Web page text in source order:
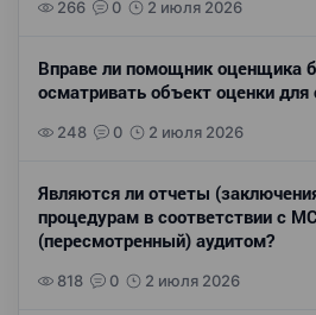
266 0 2 июля 2026
Вправе ли помощник оценщика
осматривать объект оценки для
248 0 2 июля 2026
Являются ли отчеты
процедурам в соответствии с
(пересмотренный) аудитом?
818 0 2 июля 2026